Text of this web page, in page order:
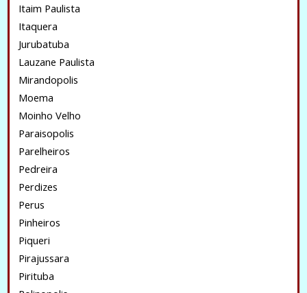
Itaim Paulista
Itaquera
Jurubatuba
Lauzane Paulista
Mirandopolis
Moema
Moinho Velho
Paraisopolis
Parelheiros
Pedreira
Perdizes
Perus
Pinheiros
Piqueri
Pirajussara
Pirituba